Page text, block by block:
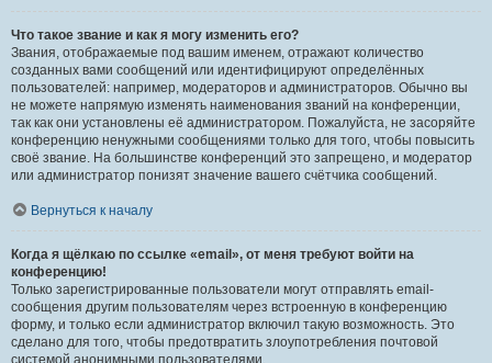
Что такое звание и как я могу изменить его?
Звания, отображаемые под вашим именем, отражают количество
созданных вами сообщений или идентифицируют определённых
пользователей: например, модераторов и администраторов. Обычно вы
не можете напрямую изменять наименования званий на конференции,
так как они установлены её администратором. Пожалуйста, не засоряйте
конференцию ненужными сообщениями только для того, чтобы повысить
своё звание. На большинстве конференций это запрещено, и модератор
или администратор понизят значение вашего счётчика сообщений.
Вернуться к началу
Когда я щёлкаю по ссылке «email», от меня требуют войти на
конференцию!
Только зарегистрированные пользователи могут отправлять email-
сообщения другим пользователям через встроенную в конференцию
форму, и только если администратор включил такую возможность. Это
сделано для того, чтобы предотвратить злоупотребления почтовой
системой анонимными пользователями.